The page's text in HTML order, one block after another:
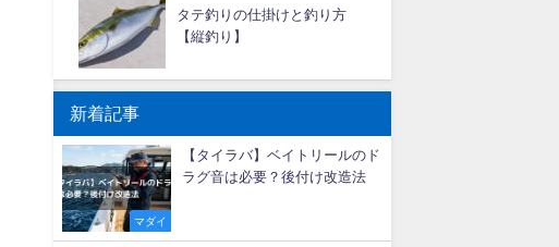
タテ釣りの仕掛けと釣り方
【縦釣り】
新着記事
マダイ
【タイラバ】ベイトリールのド
ラグ音は必要？後付け改造法